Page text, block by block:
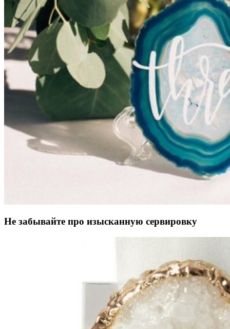
Не забывайте про изысканную сервировку